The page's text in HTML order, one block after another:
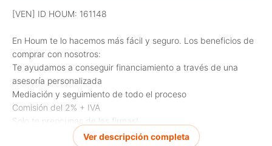
[VEN] ID HOUM: 161148
En Houm te lo hacemos más fácil y seguro. Los beneficios de
comprar con nosotros:
Te ayudamos a conseguir financiamiento a través de una
asesoría personalizada
Mediación y seguimiento de todo el proceso
Comisión del 2% + IVA
Solo te preocupas de las firmas!
Ver descripción completa